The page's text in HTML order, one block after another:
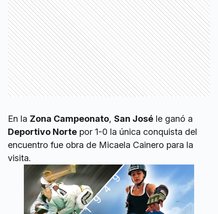
En la Zona Campeonato, San José le ganó a
Deportivo Norte por 1-0 la única conquista del
encuentro fue obra de Micaela Cainero para la
visita.